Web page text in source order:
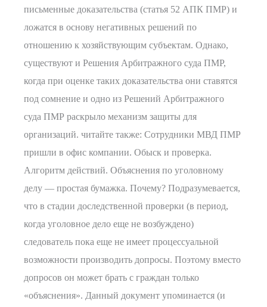
письменные доказательства (статья 52 АПК ПМР) и
ложатся в основу негативных решений по
отношению к хозяйствующим субъектам. Однако,
существуют и Решения Арбитражного суда ПМР,
когда при оценке таких доказательства они ставятся
под сомнение и одно из Решений Арбитражного
суда ПМР раскрыло механизм защиты для
организаций. читайте также: Сотрудники МВД ПМР
пришли в офис компании. Обыск и проверка.
Алгоритм действий. Объяснения по уголовному
делу — простая бумажка. Почему? Подразумевается,
что в стадии доследственной проверки (в период,
когда уголовное дело еще не возбуждено)
следователь пока еще не имеет процессуальной
возможности производить допросы. Поэтому вместо
допросов он может брать с граждан только
«объяснения». Данный документ упоминается (и